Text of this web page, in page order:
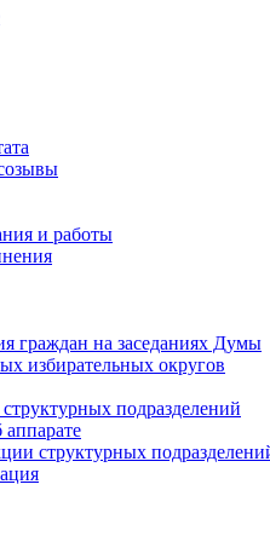
и работы
граждан на заседаниях Думы
избирательных округов
подразделений
структурных